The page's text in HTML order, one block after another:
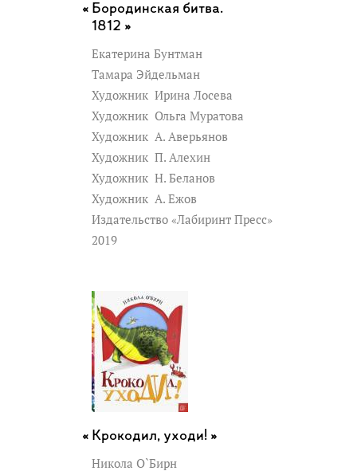
Бородинская битва.
1812 »
Екатерина Бунтман
Тамара Эйдельман
Художник Ирина Лосева
Художник Ольга Муратова
Художник А. Аверьянов
Художник П. Алехин
Художник Н. Беланов
Художник А. Ежов
Издательство «Лабиринт Пресс»
2019
Крокодил, уходи! »
Никола О`Бирн